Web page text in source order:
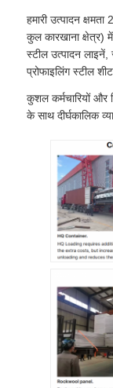
हमारी उत्पादन
कुल कारखाना क्षेत्र)
स्टील उत्पादन लाइनें,
प्रोफाइलिंग स्टील
कुशल कर्मचारियों और
के साथ दीर्घकालिक